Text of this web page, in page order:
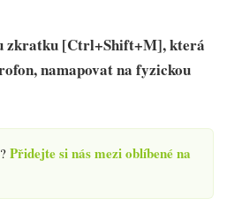
zkratku [Ctrl+Shift+M], která
namapovat na fyzickou
Přidejte si nás mezi oblíbené na